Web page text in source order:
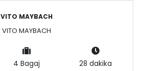
VITO MAYBACH
VITO MAYBACH
4 Bagaj 28 dakika